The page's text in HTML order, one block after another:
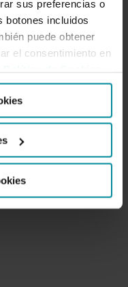
sus preferencias o
botones incluidos
puede obtener
el consentimiento en
y de la financiación
el Mercado de